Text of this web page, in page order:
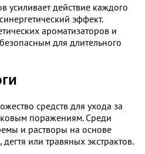
усиливает действие каждого
эффект.
ароматизаторов и
для длительного
средств для ухода за
поражениям. Среди
и растворы на основе
или травяных экстрактов.